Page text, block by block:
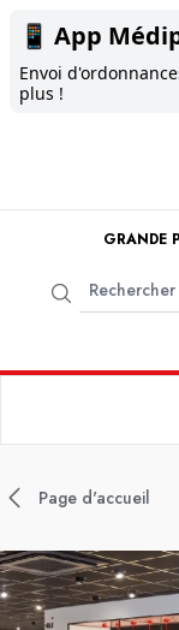
📱 App
Envoi
plus !
GRANDE
Page d'accueil